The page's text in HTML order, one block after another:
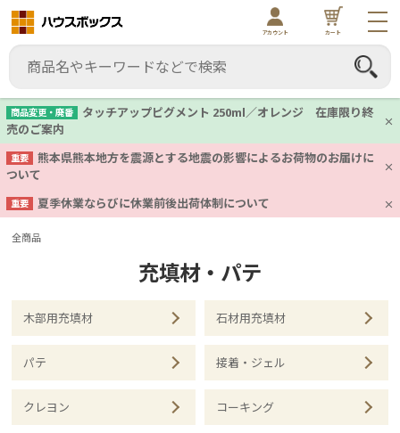
商品変更・廃番
タッチアップピグメント 250ml／オレンジ 在庫限り終
売のご案内
重要
熊本県熊本地方を震源とする地震の影響によるお荷物のお届けに
ついて
重要 夏季休業ならびに休業前後出荷体制について
アカウント カート
全商品
充填材・パテ
木部用充填材 石材用充填材
パテ 接着・ジェル
クレヨン コーキング